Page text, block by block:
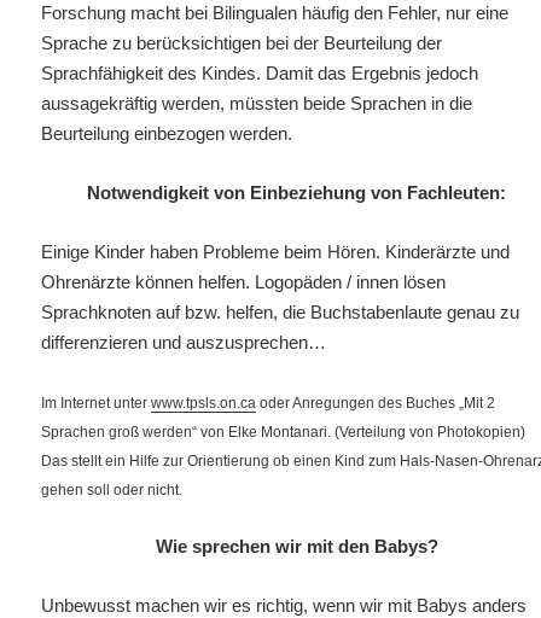
Forschung macht bei Bilingualen häufig den Fehler, nur eine
Sprache zu berücksichtigen bei der Beurteilung der
Sprachfähigkeit des Kindes. Damit das Ergebnis jedoch
aussagekräftig werden, müssten beide Sprachen in die
Beurteilung einbezogen werden.
Notwendigkeit von Einbeziehung von Fachleuten:
Einige Kinder haben Probleme beim Hören. Kinderärzte und
Ohrenärzte können helfen. Logopäden / innen lösen
Sprachknoten auf bzw. helfen, die Buchstabenlaute genau zu
differenzieren und auszusprechen…
Im Internet unterwww.tpsls.on.ca oder Anregungen des Buches „Mit 2
Sprachen groß werden“ von Elke Montanari. (Verteilung von Photokopien)
Das stellt ein Hilfe zur Orientierung ob einen Kind zum Hals-Nasen-
gehen soll oder nicht.
Wie sprechen wir mit den Babys?
Unbewusst machen wir es richtig, wenn wir mit Babys anders